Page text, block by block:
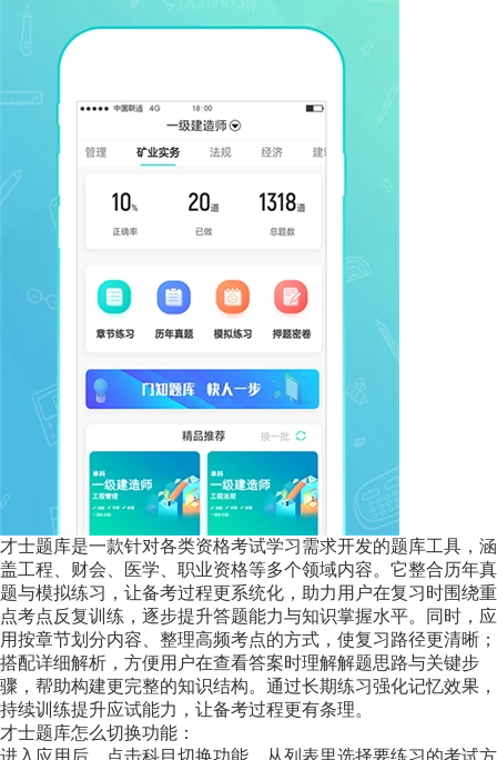
才士题库是一款针对各类资格考试学习需求开发的题库工具，涵
盖工程、财会、医学、职业资格等多个领域内容。它整合历年真
题与模拟练习，让备考过程更系统化，助力用户在复习时围绕重
点考点反复训练，逐步提升答题能力与知识掌握水平。同时，应
用按章节划分内容、整理高频考点的方式，使复习路径更清晰；
搭配详细解析，方便用户在查看答案时理解解题思路与关键步
骤，帮助构建更完整的知识结构。通过长期练习强化记忆效果，
持续训练提升应试能力，让备考过程更有条理。
才士题库怎么切换功能：
进入应用后，点击科目切换功能，从列表里选择要练习的考试方